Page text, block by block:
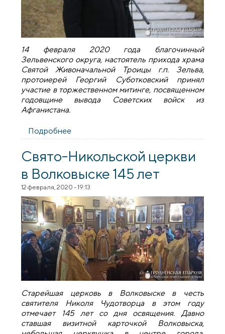
14 февраля 2020 года благочинный
Зельвенского округа, настоятель прихода храма
Святой Живоначальной Троицы г.п. Зельва,
протоиерей Георгий Суботковский принял
участие в торжественном митинге, посвященном
годовщине вывода Советских войск из
Афганистана.
Подробнее
посвященном годовщине вывода войск
из Афганистана
Свято-Никольской церкви
в Волковыске 145 лет
12 февраля, 2020 - 19:13
Старейшая церковь в Волковыске в честь
святителя Николя Чудотворца в этом году
отмечает 145 лет со дня освящения. Давно
ставшая визитной карточкой Волковыска,